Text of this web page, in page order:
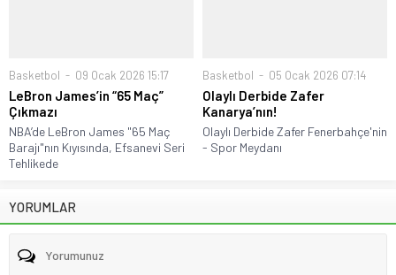
Basketbol 09 Ocak 2026 15:17
LeBron James’in “65 Maç”
Çıkmazı
NBA’de LeBron James "65 Maç
Barajı"nın Kıyısında, Efsanevi Seri
Tehlikede
Basketbol 05 Ocak 2026 07:14
Olaylı Derbide Zafer
Kanarya’nın!
Olaylı Derbide Zafer Fenerbahçe'nin
- Spor Meydanı
YORUMLAR